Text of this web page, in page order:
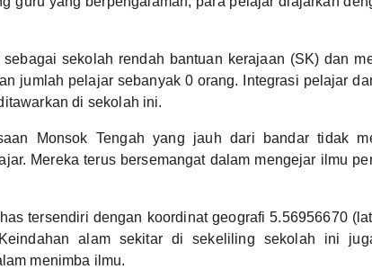
sekolah rendah bantuan kerajaan (SK) dan
jumlah pelajar sebanyak 0 orang. Integrasi pelajar
di sekolah ini.
Monsok Tengah yang jauh dari bandar tidak
Mereka terus bersemangat dalam mengejar ilmu
tersendiri dengan koordinat geografi 5.56956670
alam sekitar di sekeliling sekolah ini
menimba ilmu.